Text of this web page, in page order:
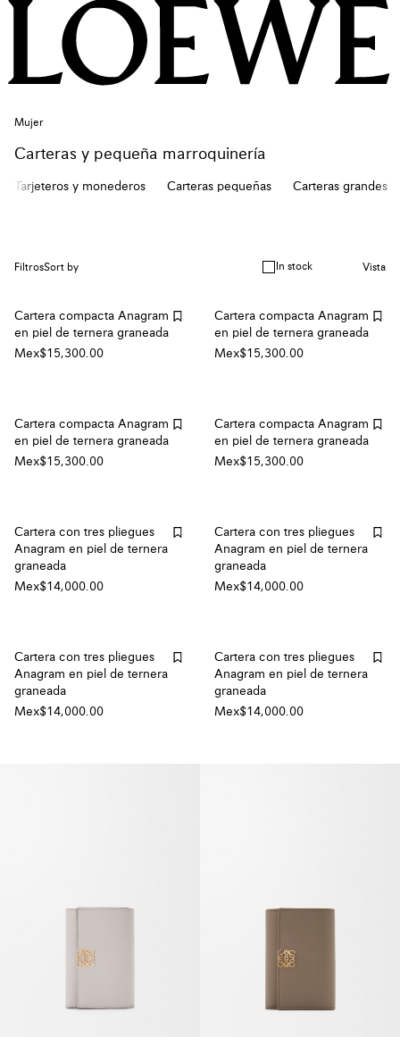
Mujer
Carteras y pequeña marroquinería
Tarjeteros y monederos Carteras pequeñas Carteras grandes
FiltrosSort by In stock Vista
Cartera compacta Anagram
en piel de ternera graneada
Mex$15,300.00
Cartera compacta Anagram
en piel de ternera graneada
Mex$15,300.00
Cartera compacta Anagram
en piel de ternera graneada
Mex$15,300.00
Cartera compacta Anagram
en piel de ternera graneada
Mex$15,300.00
Cartera con tres pliegues
Anagram en piel de ternera
graneada
Mex$14,000.00
Cartera con tres pliegues
Anagram en piel de ternera
graneada
Mex$14,000.00
Cartera con tres pliegues
Anagram en piel de ternera
graneada
Mex$14,000.00
Cartera con tres pliegues
Anagram en piel de ternera
graneada
Mex$14,000.00